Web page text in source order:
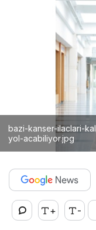
bazi-kanser-ilaclari-
yol-acabiliyor.jpg
+ -